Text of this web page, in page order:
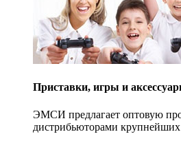
Приставки, игры и
ЭМСИ предлагает оптовую
дистрибьюторами